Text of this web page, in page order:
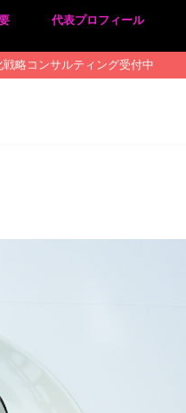
代表プロフィール
戦略コンサルティング受付中